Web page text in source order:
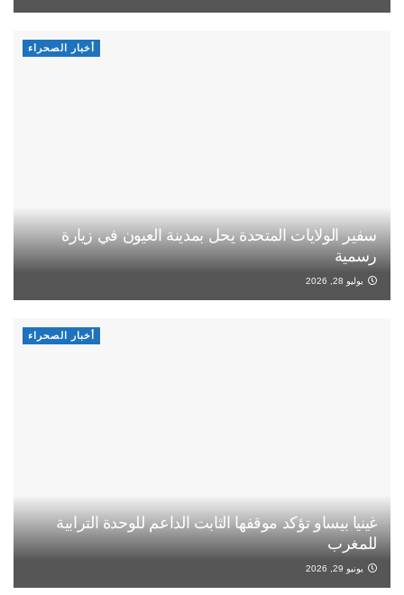
أخبار الصحراء
سفير الولايات المتحدة يحل بمدينة العيون في زيارة
رسمية
يوليو 28, 2026
أخبار الصحراء
غينيا بيساو تؤكد موقفها الثابت الداعم للوحدة الترابية
للمغرب
يونيو 29, 2026